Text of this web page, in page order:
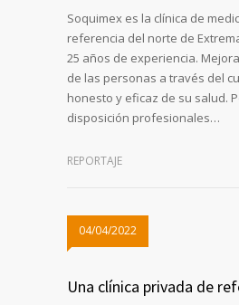
Soquimex es la clínica de
referencia del norte de
25 años de experiencia.
de las personas a través del
honesto y eficaz de su salud.
disposición profesionales…
REPORTAJE
04/04/2022
Una clínica privada de